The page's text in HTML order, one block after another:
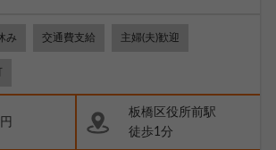
み 交通費支給 主婦(夫)歓迎
板橋区役所前駅
徒歩1分